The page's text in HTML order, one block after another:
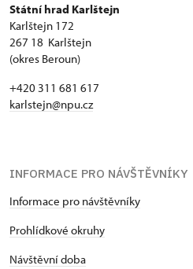
Státní hrad Karlštejn
Karlštejn 172
267 18 Karlštejn
(okres Beroun)
+420 311 681 617
karlstejn@npu.cz
INFORMACE PRO NÁVŠTĚVNÍKY
Informace pro návštěvníky
Prohlídkové okruhy
Návštěvní doba